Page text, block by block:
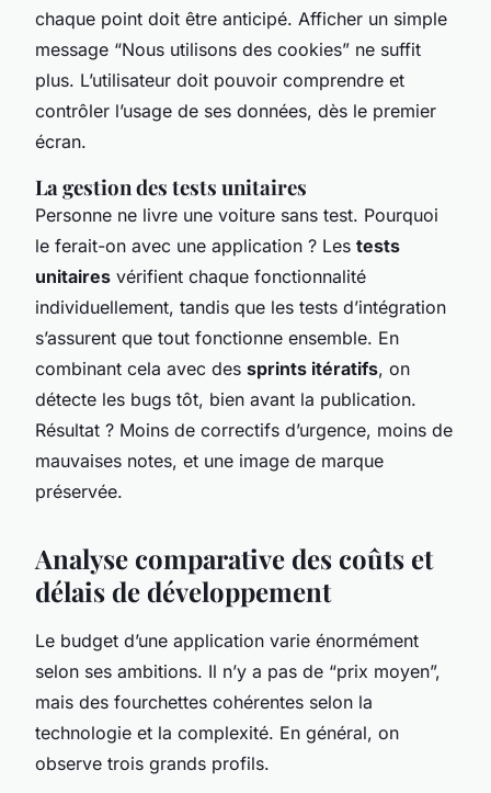
chaque point doit être anticipé. Afficher un simple
message “Nous utilisons des cookies” ne suffit
plus. L’utilisateur doit pouvoir comprendre et
contrôler l’usage de ses données, dès le premier
écran.
La gestion des tests unitaires
Personne ne livre une voiture sans test. Pourquoi
le ferait-on avec une application ? Les tests
unitaires vérifient chaque fonctionnalité
individuellement, tandis que les tests d’intégration
s’assurent que tout fonctionne ensemble. En
combinant cela avec des sprints itératifs, on
détecte les bugs tôt, bien avant la publication.
Résultat ? Moins de correctifs d’urgence, moins de
mauvaises notes, et une image de marque
préservée.
Analyse comparative des coûts et
délais de développement
Le budget d’une application varie énormément
selon ses ambitions. Il n’y a pas de “prix moyen”,
mais des fourchettes cohérentes selon la
technologie et la complexité. En général, on
observe trois grands profils.